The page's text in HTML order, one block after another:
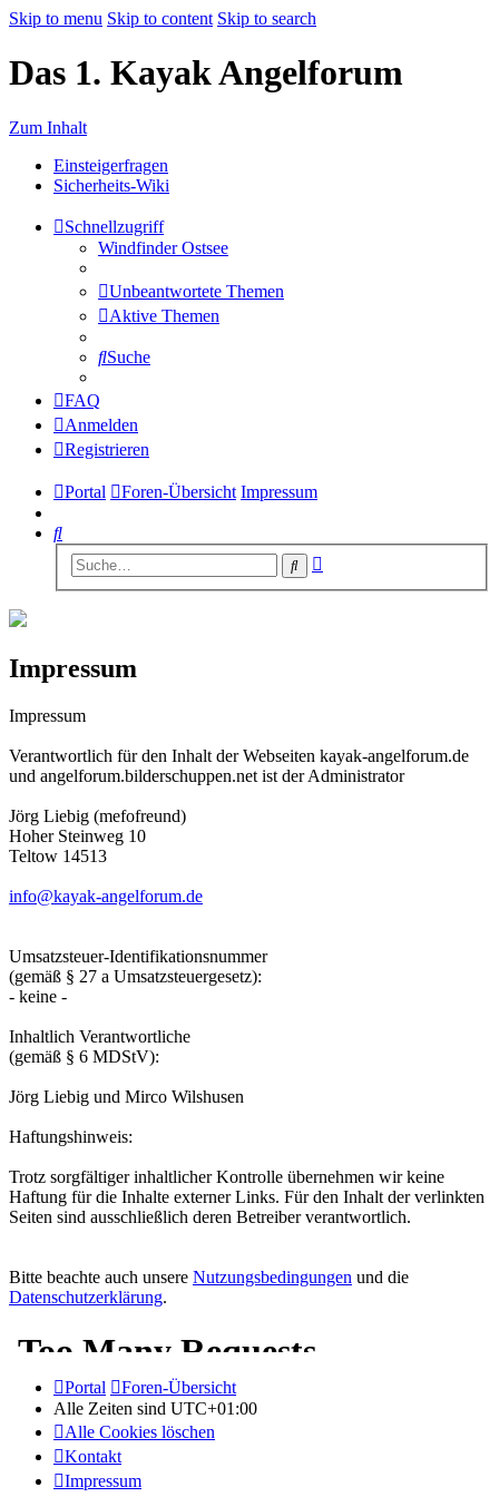
Skip to menu Skip to content Skip to search
Das 1. Kayak Angelforum
Zum Inhalt
Einsteigerfragen
Sicherheits-Wiki
Schnellzugriff
Windfinder Ostsee
Unbeantwortete Themen
Aktive Themen
Suche
FAQ
Anmelden
Registrieren
Portal Foren-Übersicht Impressum
Suche
Suche
Impressum
Impressum
Verantwortlich für den Inhalt der Webseiten kayak-angelforum.de
und angelforum.bilderschuppen.net ist der Administrator
Jörg Liebig (mefofreund)
Hoher Steinweg 10
Teltow 14513
info@kayak-angelforum.de
Umsatzsteuer-Identifikationsnummer
(gemäß § 27 a Umsatzsteuergesetz):
- keine -
Inhaltlich Verantwortliche
(gemäß § 6 MDStV):
Jörg Liebig und Mirco Wilshusen
Haftungshinweis:
Trotz sorgfältiger inhaltlicher Kontrolle übernehmen wir keine
Haftung für die Inhalte externer Links. Für den Inhalt der verlinkten
Seiten sind ausschließlich deren Betreiber verantwortlich.
Bitte beachte auch unsere Nutzungsbedingungen und die
Datenschutzerklärung.
Portal
Foren-Übersicht
Alle Zeiten sind UTC+01:00
Alle Cookies löschen
Kontakt
Impressum